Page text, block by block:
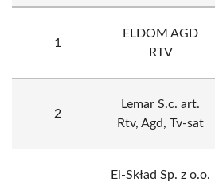
1
ELDOM AGD
RTV
2
Lemar S.c. art.
Rtv, Agd, Tv-sat
El-Skład Sp. z o.o.